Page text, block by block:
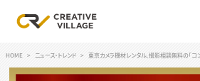
HOME ニュース・トレンド 東京カメラ機材レンタル、撮影相談無料の「コ